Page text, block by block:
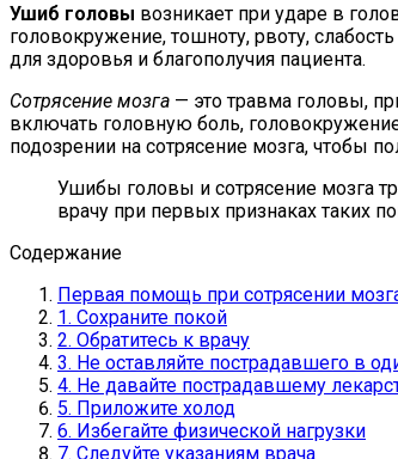
Ушиб головы возникает при ударе в
головокружение, тошноту, рвоту,
для здоровья и благополучия пациента.
Сотрясение мозга — это травма головы,
включать головную боль,
подозрении на сотрясение мозга, чтобы
Ушибы головы и сотрясение мозга
врачу при первых признаках таких
Содержание
Первая помощь при сотрясении
1. Сохраните покой
2. Обратитесь к врачу
3. Не оставляйте пострадавшего в
4. Не давайте пострадавшему
5. Приложите холод
6. Избегайте физической нагрузки
7. Следуйте указаниям врача